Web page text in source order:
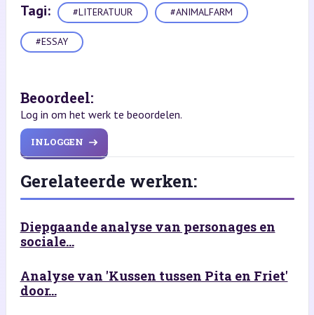
Tagi: #LITERATUUR #ANIMALFARM
#ESSAY
Beoordeel:
Log in om het werk te beoordelen.
INLOGGEN
Gerelateerde werken:
Diepgaande analyse van personages en
sociale...
Analyse van 'Kussen tussen Pita en Friet'
door...